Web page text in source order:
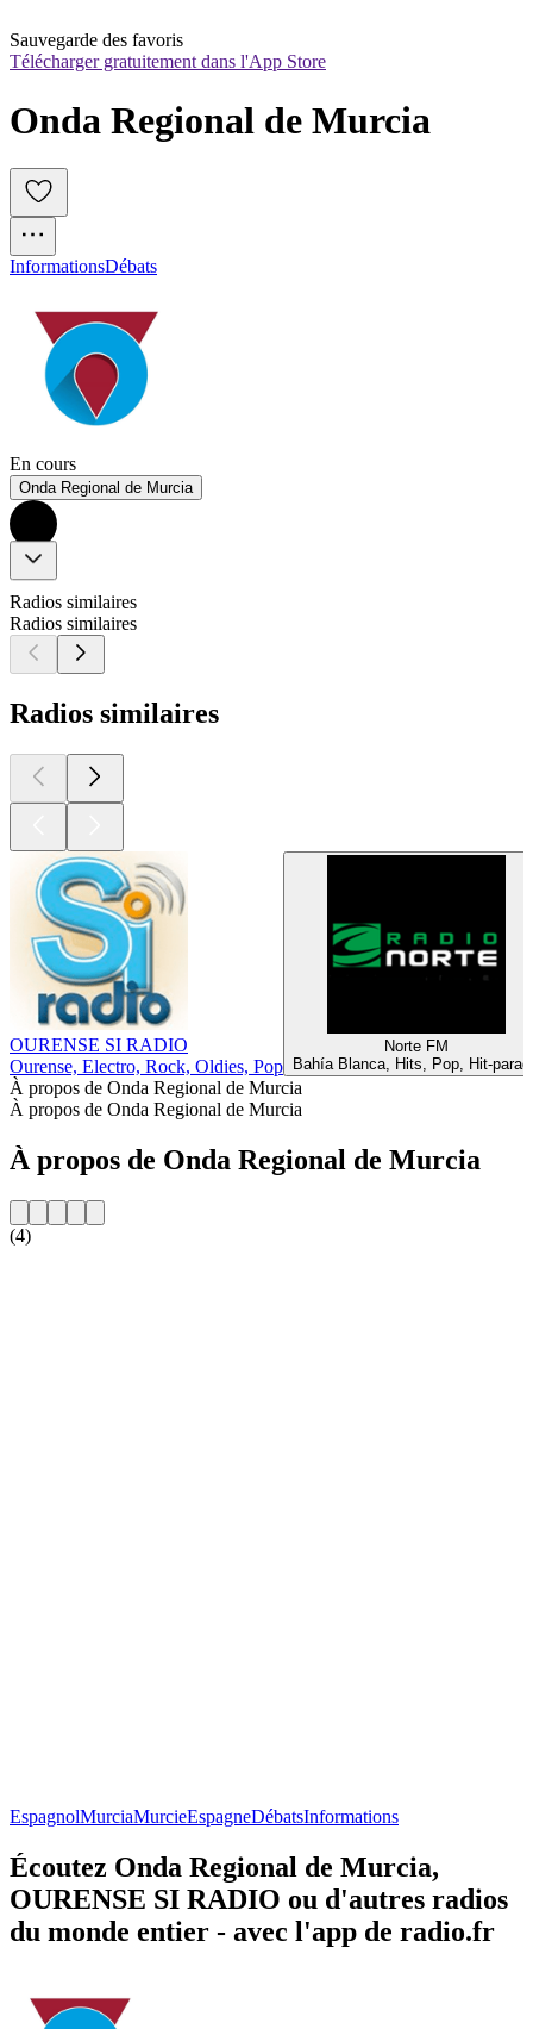
Sauvegarde des favoris
Télécharger gratuitement dans l'App Store
Onda Regional de Murcia
InformationsDébats
En cours
Onda Regional de Murcia
Radios similaires
Radios similaires
Radios similaires
OURENSE SI RADIO
Ourense, Electro, Rock, Oldies, Pop
Norte FM
Bahía Blanca, Hits, Pop, Hit-
À propos de Onda Regional de Murcia
À propos de Onda Regional de Murcia
À propos de Onda Regional de Murcia
(4)
EspagnolMurciaMurcieEspagneDébatsInformations
Écoutez Onda Regional de Murcia,
OURENSE SI RADIO ou d'autres radios
du monde entier - avec l'app de radio.fr